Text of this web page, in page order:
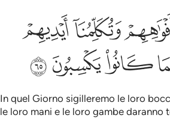
ايديهم وتشهد ارجلهم بما كانوا يكسبون
أَيْدِيهِمْ وَتَشْهَدُ أَرْجُلُهُم بِمَا كَانُوا۟
ﲔﲕ
ﲙﲚﲛ
In quel Giorno sigilleremo le loro
le loro mani e le loro gambe daranno